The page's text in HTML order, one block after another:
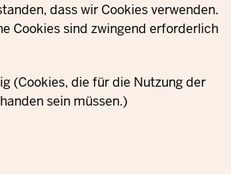
dass wir Cookies verwenden.
Cookies sind zwingend erforderlich.
(Cookies, die für die Nutzung der
sein müssen.)
Ministerium für Kinder, Jugend, Familie,
Flucht und Integration des Landes Nordrhein-